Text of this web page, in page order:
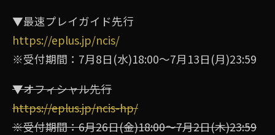
▼最速プレイガイド先行
https://eplus.jp/ncis/
※受付期間：7⽉8⽇(水)18:00〜7⽉13⽇(月)23:59
▼オフィシャル先行
https://eplus.jp/ncis-hp/
※受付期間：6⽉26⽇(金)18:00〜7⽉2⽇(木)23:59